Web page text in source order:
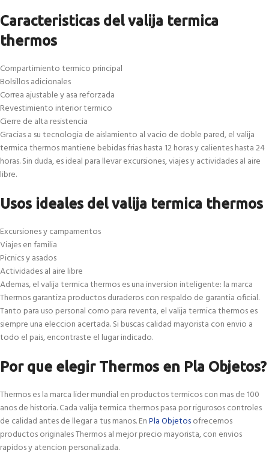
Caracteristicas del valija termica
thermos
Compartimiento termico principal
Bolsillos adicionales
Correa ajustable y asa reforzada
Revestimiento interior termico
Cierre de alta resistencia
Gracias a su tecnologia de aislamiento al vacio de doble pared, el valija
termica thermos mantiene bebidas frias hasta 12 horas y calientes hasta 24
horas. Sin duda, es ideal para llevar excursiones, viajes y actividades al aire
libre.
Usos ideales del valija termica thermos
Excursiones y campamentos
Viajes en familia
Picnics y asados
Actividades al aire libre
Ademas, el valija termica thermos es una inversion inteligente: la marca
Thermos garantiza productos duraderos con respaldo de garantia oficial.
Tanto para uso personal como para reventa, el valija termica thermos es
siempre una eleccion acertada. Si buscas calidad mayorista con envio a
todo el pais, encontraste el lugar indicado.
Por que elegir Thermos en Pla Objetos?
Thermos es la marca lider mundial en productos termicos con mas de 100
anos de historia. Cada valija termica thermos pasa por rigurosos controles
de calidad antes de llegar a tus manos. EnPla Objetosofrecemos
productos originales Thermos al mejor precio mayorista, con envios
rapidos y atencion personalizada.